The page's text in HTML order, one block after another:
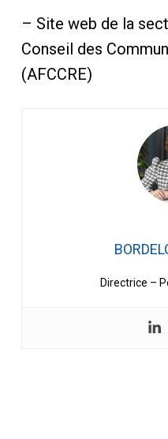
– Site web de la
Conseil des
(AFCCRE)
Directrice –